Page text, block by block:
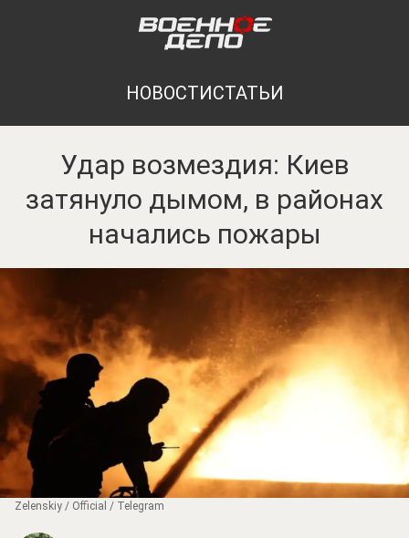
НОВОСТИСТАТЬИ
Удар возмездия: Киев
затянуло дымом, в районах
начались пожары
Zеlеnskiу / Оfficiаl / Telegram